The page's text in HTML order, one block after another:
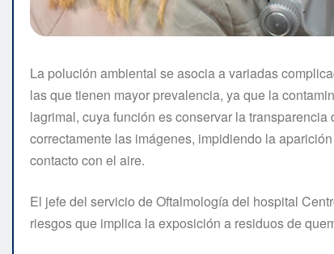
La polución ambiental se asocia a variadas
las que tienen mayor prevalencia, ya que la
lagrimal, cuya función es conservar la
correctamente las imágenes, impidiendo la
contacto con el aire.
El jefe del servicio de Oftalmología del hospital
riesgos que implica la exposición a residuos de